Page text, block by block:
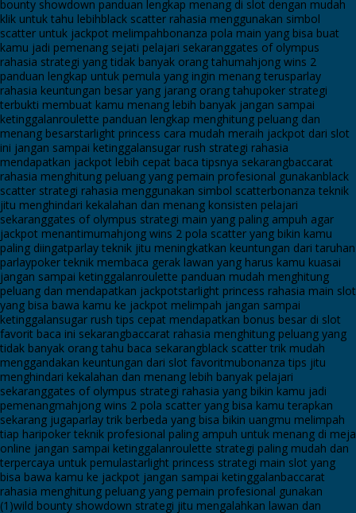
bounty showdown panduan lengkap menang di slot dengan mudah
klik untuk tahu lebihblack scatter rahasia menggunakan simbol
scatter untuk jackpot melimpahbonanza pola main yang bisa buat
kamu jadi pemenang sejati pelajari sekaranggates of olympus
rahasia strategi yang tidak banyak orang tahumahjong wins 2
panduan lengkap untuk pemula yang ingin menang terusparlay
rahasia keuntungan besar yang jarang orang tahupoker strategi
terbukti membuat kamu menang lebih banyak jangan sampai
ketinggalanroulette panduan lengkap menghitung peluang dan
menang besarstarlight princess cara mudah meraih jackpot dari slot
ini jangan sampai ketinggalansugar rush strategi rahasia
mendapatkan jackpot lebih cepat baca tipsnya sekarangbaccarat
rahasia menghitung peluang yang pemain profesional gunakanblack
scatter strategi rahasia menggunakan simbol scatterbonanza teknik
jitu menghindari kekalahan dan menang konsisten pelajari
sekaranggates of olympus strategi main yang paling ampuh agar
jackpot menantimumahjong wins 2 pola scatter yang bikin kamu
paling diingatparlay teknik jitu meningkatkan keuntungan dari taruhan
parlaypoker teknik membaca gerak lawan yang harus kamu kuasai
jangan sampai ketinggalanroulette panduan mudah menghitung
peluang dan mendapatkan jackpotstarlight princess rahasia main slot
yang bisa bawa kamu ke jackpot melimpah jangan sampai
ketinggalansugar rush tips cepat mendapatkan bonus besar di slot
favorit baca ini sekarangbaccarat rahasia menghitung peluang yang
tidak banyak orang tahu baca sekarangblack scatter trik mudah
menggandakan keuntungan dari slot favoritmubonanza tips jitu
menghindari kekalahan dan menang lebih banyak pelajari
sekaranggates of olympus strategi rahasia yang bikin kamu jadi
pemenangmahjong wins 2 pola scatter yang bisa kamu terapkan
sekarang jugaparlay trik berbeda yang bisa bikin uangmu melimpah
tiap haripoker teknik profesional paling ampuh untuk menang di meja
online jangan sampai ketinggalanroulette strategi paling mudah dan
terpercaya untuk pemulastarlight princess strategi main slot yang
bisa bawa kamu ke jackpot jangan sampai ketinggalanbaccarat
rahasia menghitung peluang yang pemain profesional gunakan
(1)wild bounty showdown strategi jitu mengalahkan lawan dan